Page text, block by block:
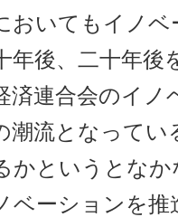
おいてもイノ
年後、二十年後
済連合会のイノ
潮流となって
かというとな
ベーションを